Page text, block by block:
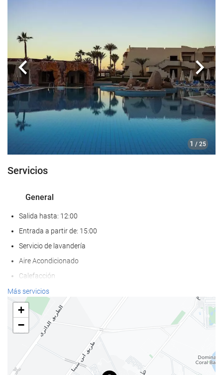
1 / 25
Anterior
Servicios
General
Salida hasta: 12:00
Entrada a partir de: 15:00
Servicio de lavandería
Aire Acondicionado
Calefacción
Frente a la playa
Adaptado para personas con movilidad reducida
Habitaciones No fumadores
Hotel no fumadores
Zona de fumadores
No admite mascotas
Más servicios
+
−